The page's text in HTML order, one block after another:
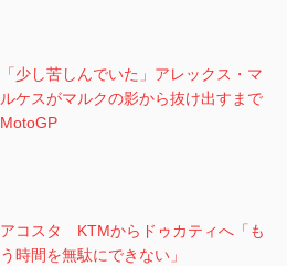
「少し苦しんでいた」アレックス・マ
ルケスがマルクの影から抜け出すまで
MotoGP
アコスタ KTMからドゥカティへ「も
う時間を無駄にできない」